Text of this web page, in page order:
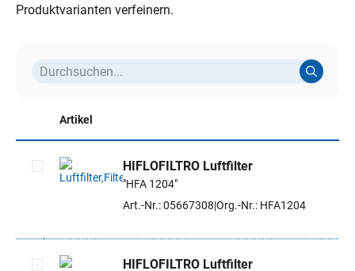
Produktvarianten verfeinern.
Artikel
Artikel auswählen
HIFLOFILTRO Luftfilter
"HFA 1204"
Art.-Nr.: 05667308 Org.-Nr.: HFA1204
HIFLOFILTRO Luftfilter